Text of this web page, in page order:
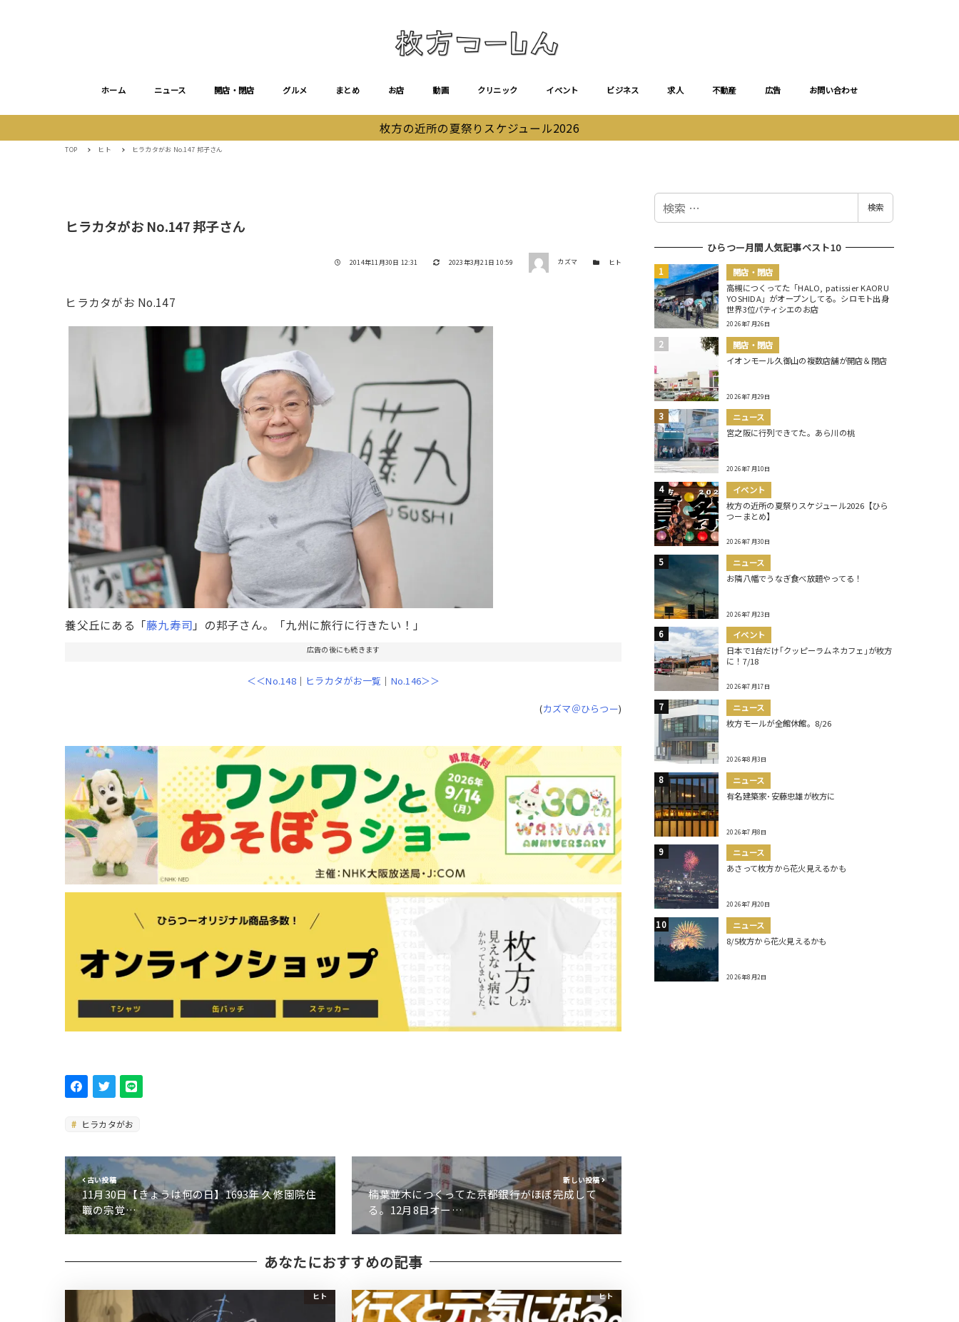
ホーム ニュース 開店・閉店 グルメ まとめ お店 動画 クリニック イベント ビジネス 求人 不動産 広告 お問い合わせ
枚方の近所の夏祭りスケジュール2026
TOP ヒト ヒラカタがお No.147 邦子さん
ヒラカタがお No.147 邦子さん
投稿日
2014年11月30日 12:31 更新日
2023年3月21日 10:59 著者 カズマ カテゴリー
ヒト
ヒラカタがお No.147
養父丘にある「藤九寿司 」の邦子さん。「九州に旅行に行きたい！」
広告の後にも続きます
＜＜No.148｜ ヒラカタがお一覧 ｜ No.146＞＞
(カズマ＠ひらつー)
ヒラカタがお
古い投稿
11月30日【きょうは何の日】1693年 久修園院住
職の宗覚…
新しい投稿
楠葉並木につくってた京都銀行がほぼ完成して
る。12月8日オー…
あなたにおすすめの記事
ヒト ヒト
検
検索
ひらつー月間人気記事ベスト10
開店・閉店
高槻につくってた「HALO, patissier KAORU
YOSHIDA」がオープンしてる。シロモト出身
世界3位パティシエのお店
2026年7月26日
開店・閉店
イオンモール久御山の複数店舗が開店＆閉店
2026年7月29日
ニュース
宮之阪に行列できてた。あら川の桃
2026年7月10日
イベント
枚方の近所の夏祭りスケジュール2026【ひら
つーまとめ】
2026年7月30日
ニュース
お隣八幡でうなぎ食べ放題やってる！
2026年7月23日
イベント
日本で1台だけ｢クッピーラムネカフェ｣が枚方
に！7/18
2026年7月17日
ニュース
枚方モールが全館休館。8/26
2026年8月3日
ニュース
有名建築家･安藤忠雄が枚方に
2026年7月8日
ニュース
あさって枚方から花火見えるかも
2026年7月20日
ニュース
8/5枚方から花火見えるかも
2026年8月2日